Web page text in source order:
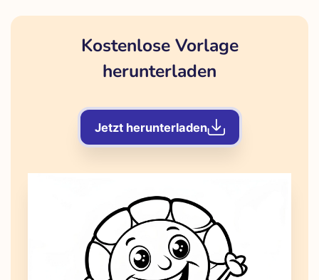
Kostenlose Vorlage
herunterladen
Jetzt herunterladen